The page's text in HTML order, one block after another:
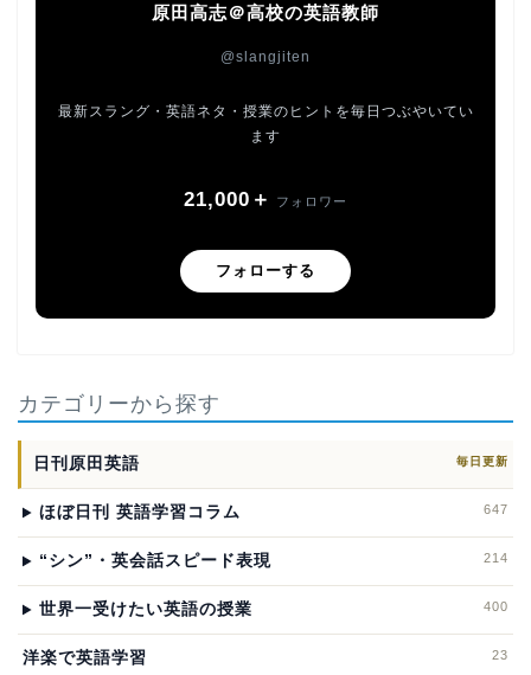
原田高志＠高校の英語教師
@slangjiten
最新スラング・英語ネタ・授業のヒントを毎日つぶやいてい
ます
21,000＋ フォロワー
フォローする
カテゴリーから探す
日刊原田英語 毎日更新
ほぼ日刊 英語学習コラム 647
“シン”・英会話スピード表現 214
世界一受けたい英語の授業 400
洋楽で英語学習 23